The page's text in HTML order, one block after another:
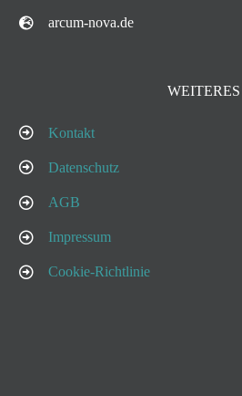
arcum-nova.de
WEITERES
Kontakt
Datenschutz
AGB
Impressum
Cookie-Richtlinie